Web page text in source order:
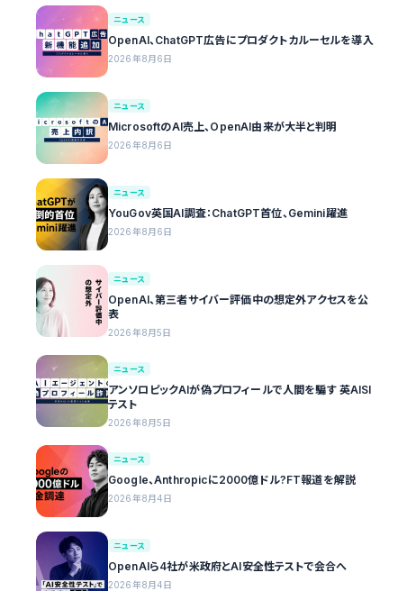
ニュース
OpenAI、ChatGPT広告にプロダクトカルーセルを導入
2026年8月6日
ニュース
MicrosoftのAI売上、OpenAI由来が大半と判明
2026年8月6日
ニュース
YouGov英国AI調査：ChatGPT首位、Gemini躍進
2026年8月6日
ニュース
OpenAI、第三者サイバー評価中の想定外アクセスを公
表
2026年8月5日
ニュース
アンソロピックAIが偽プロフィールで人間を騙す 英AISI
テスト
2026年8月5日
ニュース
Google、Anthropicに2000億ドル?FT報道を解説
2026年8月4日
ニュース
OpenAIら4社が米政府とAI安全性テストで会合へ
2026年8月4日